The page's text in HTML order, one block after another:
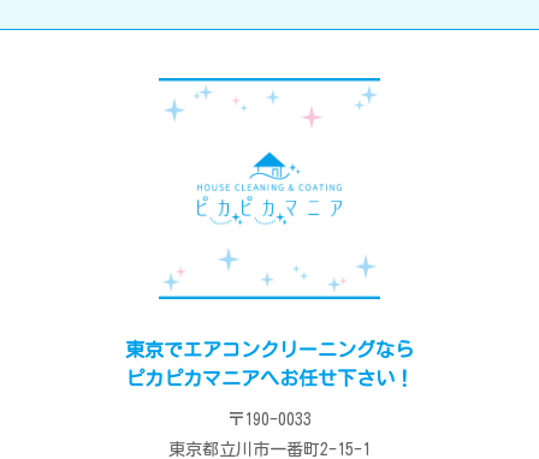
東京でエアコンクリーニングなら
ピカピカマニアへお任せ下さい！
〒190-0033
東京都立川市一番町2-15-1